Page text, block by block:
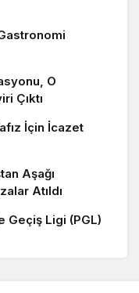
O
Çıktı
İçin İcazet
Aşağı
Atıldı
Ligi (PGL)